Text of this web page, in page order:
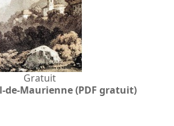
Gratuit
de-Maurienne (PDF gratuit)